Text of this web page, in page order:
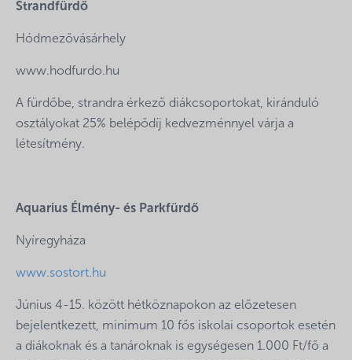
Strandfürdő
Hódmezővásárhely
www.hodfurdo.hu
A fürdőbe, strandra érkező diákcsoportokat, kiránduló
osztályokat 25% belépődíj kedvezménnyel várja a
létesítmény.
Aquarius Élmény- és Parkfürdő
Nyíregyháza
www.sostort.hu
Június 4-15. között hétköznapokon az előzetesen
bejelentkezett, minimum 10 fős iskolai csoportok esetén
a diákoknak és a tanároknak is egységesen 1.000 Ft/fő a